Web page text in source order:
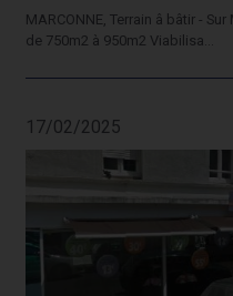
MARCONNE, Terrain â bâtir -
de 750m2 à 950m2 Viabilisa...
17/02/2025